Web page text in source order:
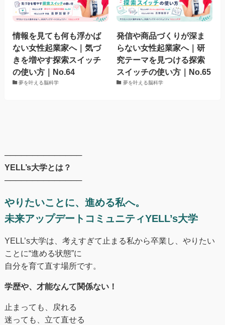
情報を見ても何も浮かば
ない女性起業家へ｜気づ
きを増やす探索スイッチ
の使い方｜No.64
夢を叶える脳科学
発信や商品づくりが深ま
らない女性起業家へ｜研
究テーマを見つける探索
スイッチの使い方｜No.65
夢を叶える脳科学
──────────────
YELL’s大学とは？
──────────────
やりたいことに、進める私へ。
未来アップデートコミュニティYELL’s大学
YELL’s大学は、考えすぎて止まる私から卒業し、やりたい
ことに“進める状態”に
自分を育て直す場所です。
学歴や、才能なんて関係ない！
止まっても、戻れる
迷っても、立て直せる